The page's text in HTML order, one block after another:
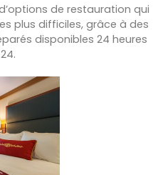
de restauration qui
plus difficiles, grâce à des
disponibles 24 heures